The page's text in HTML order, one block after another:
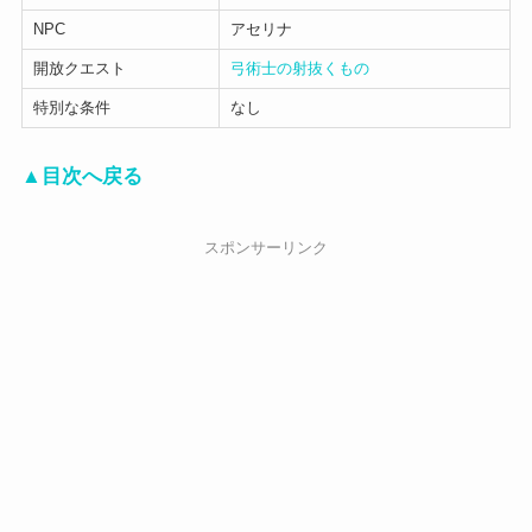
NPC アセリナ
開放クエスト 弓術士の射抜くもの
特別な条件 なし
▲目次へ戻る
スポンサーリンク